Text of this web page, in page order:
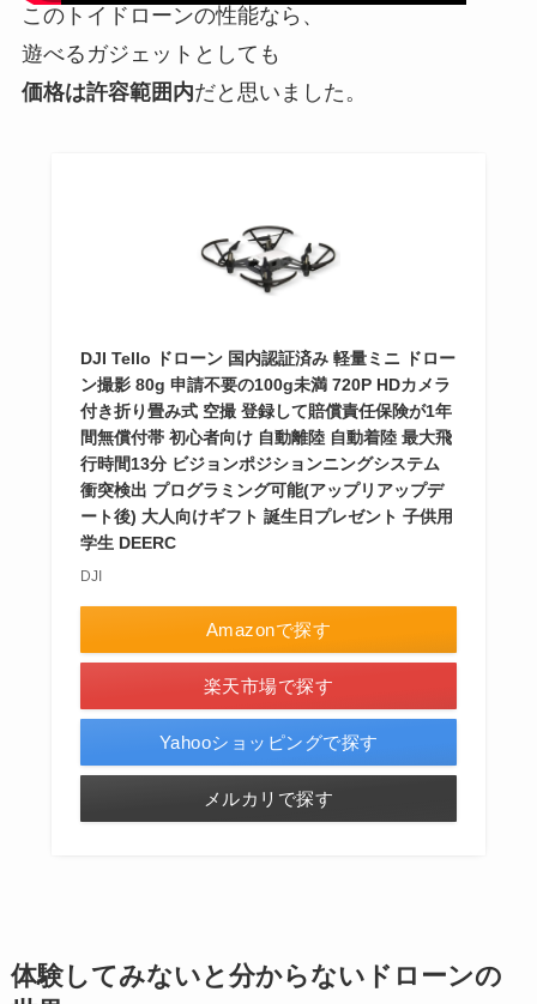
このトイドローンの性能なら、
遊べるガジェットとしても
価格は許容範囲内だと思いました。
DJI Tello ドローン 国内認証済み 軽量ミニ ドロー
ン撮影 80g 申請不要の100g未満 720P HDカメラ
付き折り畳み式 空撮 登録して賠償責任保険が1年
間無償付帯 初心者向け 自動離陸 自動着陸 最大飛
行時間13分 ビジョンポジションニングシステム
衝突検出 プログラミング可能(アップリアップデ
ート後) 大人向けギフト 誕生日プレゼント 子供用
学生 DEERC
DJI
Amazonで探す
楽天市場で探す
Yahooショッピングで探す
メルカリで探す
体験してみないと分からないドローンの